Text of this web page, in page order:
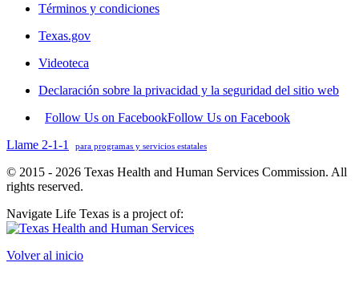
Términos y condiciones
Texas.gov
Videoteca
Declaración sobre la privacidad y la seguridad del sitio web
Follow Us on FacebookFollow Us on Facebook
Llame 2-1-1
para programas y servicios estatales
© 2015 - 2026 Texas Health and Human Services Commission. All
rights reserved.
Navigate Life Texas is a project of:
Volver al inicio